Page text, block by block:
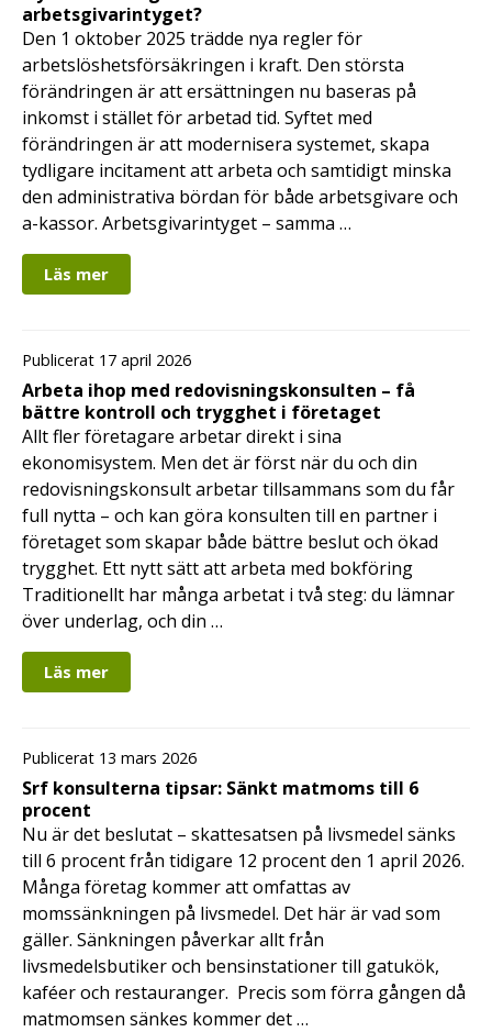
arbetsgivarintyget?
Den 1 oktober 2025 trädde nya regler för
arbetslöshetsförsäkringen i kraft. Den största
förändringen är att ersättningen nu baseras på
inkomst i stället för arbetad tid. Syftet med
förändringen är att modernisera systemet, skapa
tydligare incitament att arbeta och samtidigt minska
den administrativa bördan för både arbetsgivare och
a-kassor. Arbetsgivarintyget – samma …
Läs mer
Publicerat 17 april 2026
Arbeta ihop med redovisningskonsulten – få
bättre kontroll och trygghet i företaget
Allt fler företagare arbetar direkt i sina
ekonomisystem. Men det är först när du och din
redovisningskonsult arbetar tillsammans som du får
full nytta – och kan göra konsulten till en partner i
företaget som skapar både bättre beslut och ökad
trygghet. Ett nytt sätt att arbeta med bokföring
Traditionellt har många arbetat i två steg: du lämnar
över underlag, och din …
Läs mer
Publicerat 13 mars 2026
Srf konsulterna tipsar: Sänkt matmoms till 6
procent
Nu är det beslutat – skattesatsen på livsmedel sänks
till 6 procent från tidigare 12 procent den 1 april 2026.
Många företag kommer att omfattas av
momssänkningen på livsmedel. Det här är vad som
gäller. Sänkningen påverkar allt från
livsmedelsbutiker och bensinstationer till gatukök,
kaféer och restauranger. Precis som förra gången då
matmomsen sänkes kommer det …